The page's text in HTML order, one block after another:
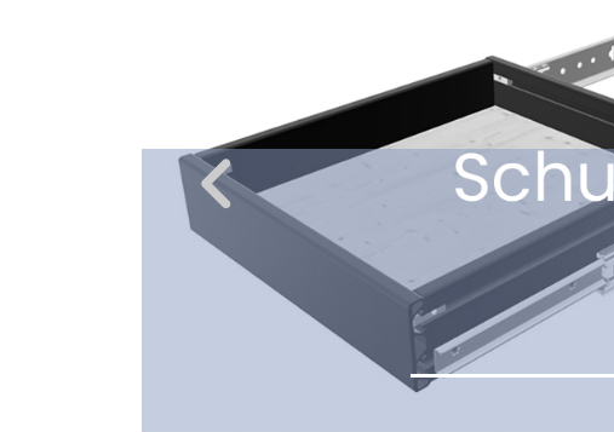
Previous